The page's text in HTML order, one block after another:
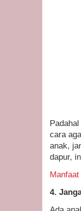
cara
anak,
dapur,
4.